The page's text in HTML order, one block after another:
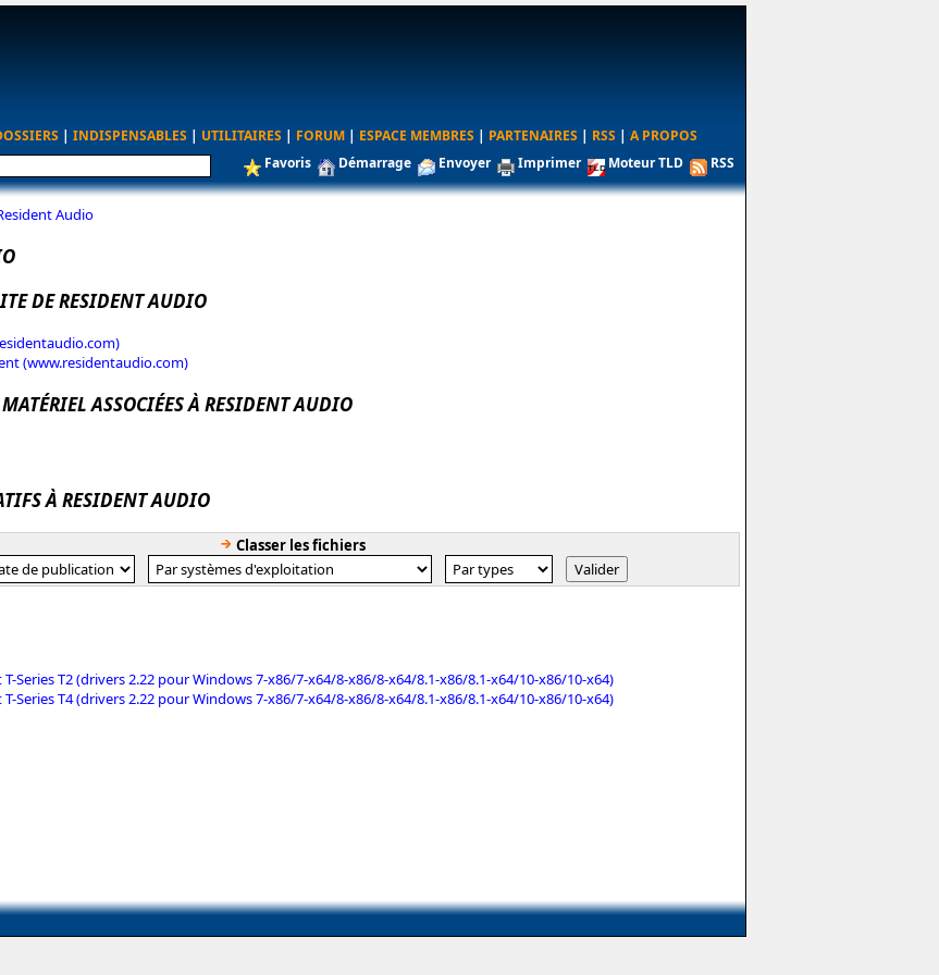
| INDISPENSABLES | UTILITAIRES | FORUM | ESPACE MEMBRES | PARTENAIRES | RSS | A PROPOS
Favoris Démarrage Envoyer Imprimer Moteur TLD RSS
Audio
DE RESIDENT AUDIO
(www.residentaudio.com)
ASSOCIÉES À RESIDENT AUDIO
À RESIDENT AUDIO
Classer les fichiers
Series T2 (drivers 2.22 pour Windows 7-x86/7-x64/8-x86/8-x64/8.1-x86/8.1-x64/10-x86/10-x64)
Series T4 (drivers 2.22 pour Windows 7-x86/7-x64/8-x86/8-x64/8.1-x86/8.1-x64/10-x86/10-x64)